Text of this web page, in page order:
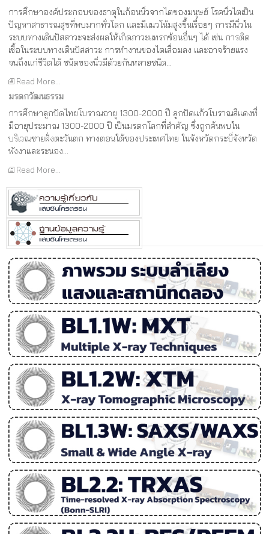
การศึกษาองค์ประกอบของธาตุในก้อนนิ่วจากไตของมนุษย์ โรคนิ่วไตเป็น
ปัญหาสาธารณสุขที่พบมากทั่วโลก และมีแนวโน้มสูงขึ้นเรื่อยๆ การมีนิ่วใน
ระบบทางเดินปัสสาวะจะส่งผลให้เกิดภาวะแทรกซ้อนอื่นๆ ได้ เช่น การติด
เชื้อในระบบทางเดินปัสสาวะ การทำงานของไตเสื่อมลง และอาจร้ายแรง
จนถึงแก่ชีวิตได้ ชนิดของนิ่วมีด้วยกันหลายชนิด...
Read More...
มรดกวัฒนธรรม
การศึกษาลูกปัดไทยโบราณอายุ 1300-2000 ปี ลูกปัดแก้วโบราณสีแดงที่
มีอายุประมาณ 1300-2000 ปี เป็นมรดกโลกที่สำคัญ ซึ่งถูกค้นพบใน
บริเวณชายฝั่งตะวันตก ทางตอนใต้ของประเทศไทย ในจังหวัดกระบี่จังหวัด
พังงาและระนอง...
Read More...